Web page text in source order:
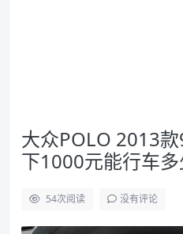
大众POLO 2013
下1000元能行车
54次阅读 没有评论